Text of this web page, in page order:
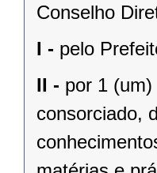
Conselho
I - pelo
II - por 1
consorciado,